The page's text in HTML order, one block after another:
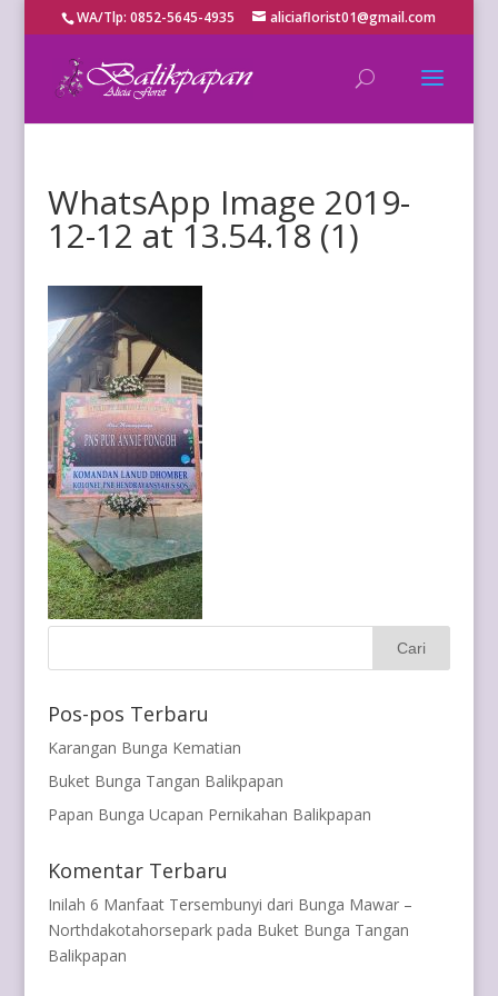
WA/Tlp: 0852-5645-4935 aliciaflorist01@gmail.com
WhatsApp Image 2019-
12-12 at 13.54.18 (1)
Pos-pos Terbaru
Karangan Bunga Kematian
Buket Bunga Tangan Balikpapan
Papan Bunga Ucapan Pernikahan Balikpapan
Komentar Terbaru
Inilah 6 Manfaat Tersembunyi dari Bunga Mawar –
Northdakotahorseparkpada Buket Bunga Tangan
Balikpapan